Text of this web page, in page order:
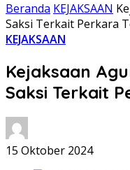
Beranda KEJAKSAAN
Saksi Terkait Perkara
KEJAKSAAN
Kejaksaan
Saksi Terkait
15 Oktober 2024